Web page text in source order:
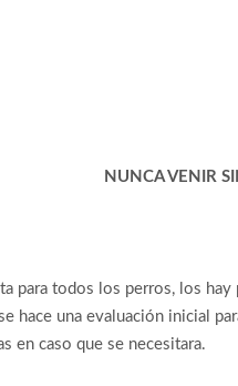
NUNCA VENIR
para todos los perros, los
hace una evaluación inicial
en caso que se necesitara.